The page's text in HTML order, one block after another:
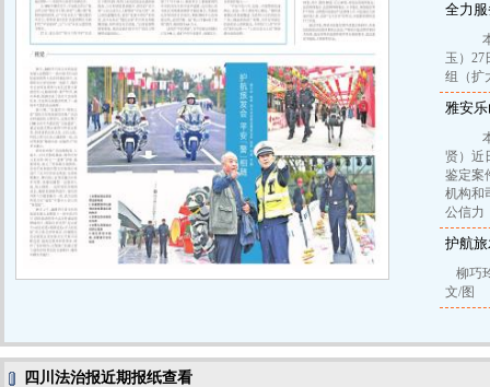
全力
本
玉）27
组（扩
雅安
本
贤）近
鉴定案
机构和
公信力
护航
柳巧
文/
四川法治报近期报纸查看